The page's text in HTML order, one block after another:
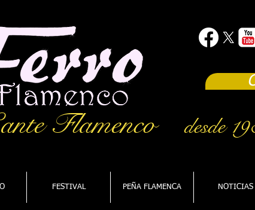
Flamencodesde
FESTIVAL PEÑA FLAMENCA NOTICIAS